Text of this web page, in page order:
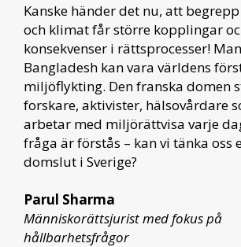
Kanske händer det nu, att
och klimat får större kopplingar
konsekvenser i rättsprocesser!
Bangladesh kan vara världens
miljöflykting. Den franska domen
forskare, aktivister, hälsovårdare
arbetar med miljörättvisa varje
fråga är förstås – kan vi tänka oss
domslut i Sverige?
Parul Sharma
Människorättsjurist med fokus på
hållbarhetsfrågor